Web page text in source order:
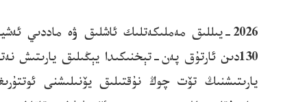
يارىتىشنىڭ تۆت چوڭ نۇقتىلىق يۆنىلىشنى